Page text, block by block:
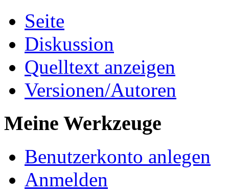
Seite
Diskussion
Quelltext anzeigen
Versionen/Autoren
Meine Werkzeuge
Benutzerkonto anlegen
Anmelden